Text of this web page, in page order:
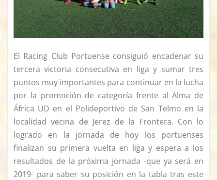
El Racing Club Portuense consiguió encadenar su
tercera victoria consecutiva en liga y sumar tres
puntos muy importantes para continuar en la lucha
por la promoción de categoría frente al Alma de
África UD en el Polideportivo de San Telmo en la
localidad vecina de Jerez de la Frontera. Con lo
logrado en la jornada de hoy los portuenses
finalizan su primera vuelta en liga y espera a los
resultados de la próxima jornada -que ya será en
2019- para saber su posición en la tabla tras este